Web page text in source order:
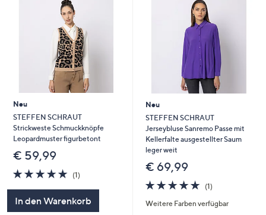
Neu
STEFFEN SCHRAUT
Strickweste Schmuckknöpfe
Leopardmuster figurbetont
€ 59,99
5.0
von
(1)1
In den Warenkorb
Neu
STEFFEN SCHRAUT
Jerseybluse Sanremo Passe mit
Kellerfalte ausgestellter Saum
leger weit
€ 69,99
5.0
von
5
(1)1
Weitere Farben verfügbar